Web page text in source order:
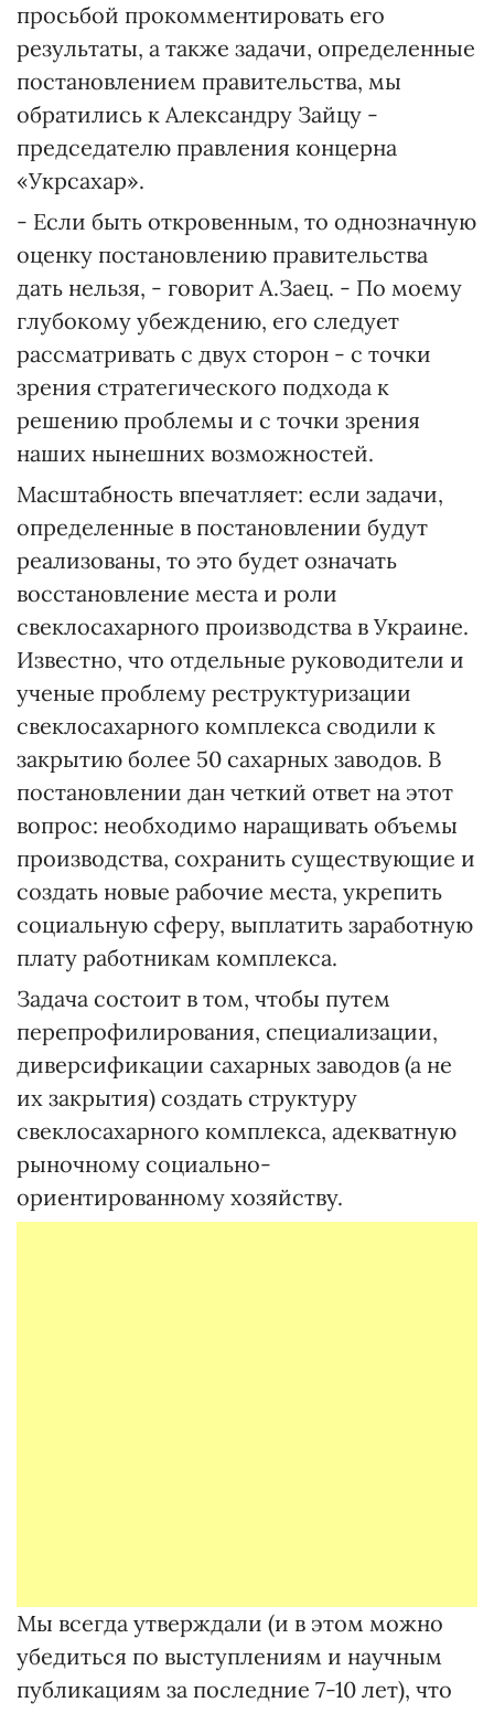
просьбой прокомментировать его
результаты, а также задачи, определенные
постановлением правительства, мы
обратились к Александру Зайцу -
председателю правления концерна
«Укрсахар».
- Если быть откровенным, то однозначную
оценку постановлению правительства
дать нельзя, - говорит А.Заец. - По моему
глубокому убеждению, его следует
рассматривать с двух сторон - с точки
зрения стратегического подхода к
решению проблемы и с точки зрения
наших нынешних возможностей.
Масштабность впечатляет: если задачи,
определенные в постановлении будут
реализованы, то это будет означать
восстановление места и роли
свеклосахарного производства в Украине.
Известно, что отдельные руководители и
ученые проблему реструктуризации
свеклосахарного комплекса сводили к
закрытию более 50 сахарных заводов. В
постановлении дан четкий ответ на этот
вопрос: необходимо наращивать объемы
производства, сохранить существующие и
создать новые рабочие места, укрепить
социальную сферу, выплатить заработную
плату работникам комплекса.
Задача состоит в том, чтобы путем
перепрофилирования, специализации,
диверсификации сахарных заводов (а не
их закрытия) создать структуру
свеклосахарного комплекса, адекватную
рыночному социально-
ориентированному хозяйству.
Мы всегда утверждали (и в этом можно
убедиться по выступлениям и научным
публикациям за последние 7-10 лет), что